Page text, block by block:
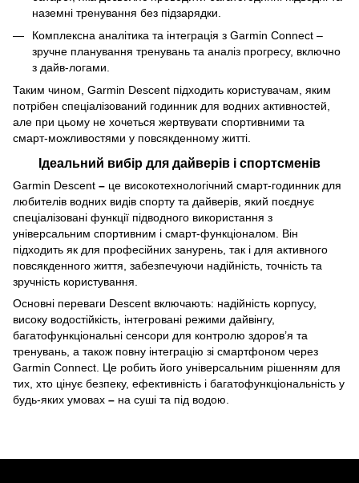
наземні тренування без підзарядки.
Комплексна аналітика та інтеграція з Garmin Connect –
зручне планування тренувань та аналіз прогресу, включно
з дайв‑логами.
Таким чином, Garmin Descent підходить користувачам, яким
потрібен спеціалізований годинник для водних активностей,
але при цьому не хочеться жертвувати спортивними та
смарт‑можливостями у повсякденному житті.
Ідеальний вибір для дайверів і спортсменів
Garmin Descent – це високотехнологічний смарт‑годинник для
любителів водних видів спорту та дайверів, який поєднує
спеціалізовані функції підводного використання з
універсальним спортивним і смарт‑функціоналом. Він
підходить як для професійних занурень, так і для активного
повсякденного життя, забезпечуючи надійність, точність та
зручність користування.
Основні переваги Descent включають: надійність корпусу,
високу водостійкість, інтегровані режими дайвінгу,
багатофункціональні сенсори для контролю здоров’я та
тренувань, а також повну інтеграцію зі смартфоном через
Garmin Connect. Це робить його універсальним рішенням для
тих, хто цінує безпеку, ефективність і багатофункціональність у
будь-яких умовах – на суші та під водою.